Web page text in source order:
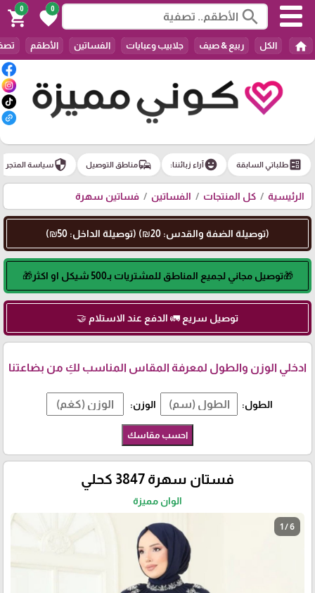
search
0
favorite
0
shopping_cart
home الكل ربيع & صيف جلابيب وعبايات الفساتين الأطقم
ballotطلباتي السابقة emoji_emotionsآراء زبائننا: commuteمناطق التوصيل securityسياسة المتجر
الرئيسية كل المنتجات الفساتين فساتين سهرة
(توصيلة الضفة والقدس: 20₪) (توصيلة الداخل: 50₪)
🎁توصيل مجاني لجميع المناطق للمشتريات بـ500 شيكل او اكثر🎁
توصيل سريع 🚛 الدفع عند الاستلام 🤝
ادخلي الوزن والطول لمعرفة المقاس المناسب لكِ من بضاعتنا
الطول: الوزن:
احسب مقاسك
فستان سهرة 3847 كحلي
الوان مميزة
1 / 6